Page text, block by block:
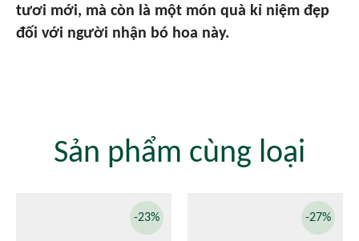
tươi mới, mà còn là một món quà kỉ niệm đẹp
đối với người nhận bó hoa này.
Sản phẩm cùng loại
-23% -27%